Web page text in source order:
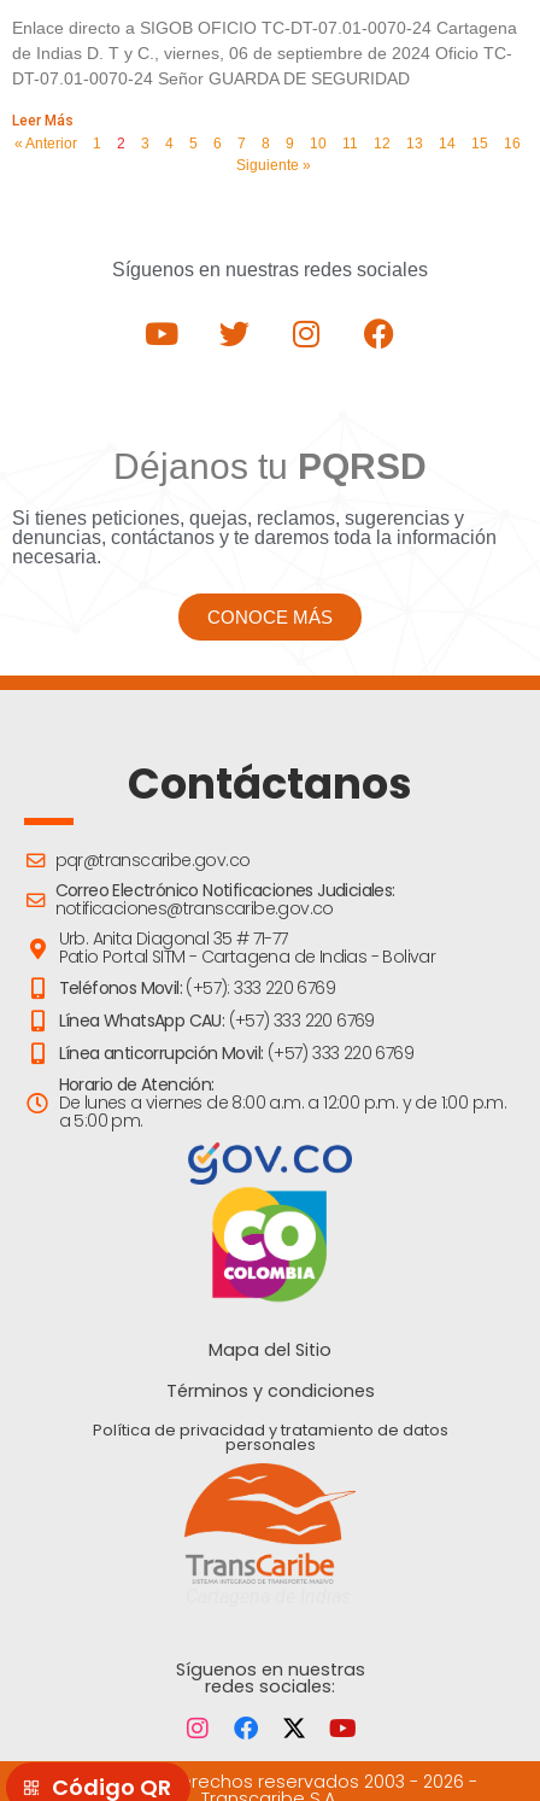
Enlace directo a SIGOB OFICIO TC-DT-07.01-0070-24 Cartagena
de Indias D. T y C., viernes, 06 de septiembre de 2024 Oficio TC-
DT-07.01-0070-24 Señor GUARDA DE SEGURIDAD
Leer Más
« Anterior
1 2 3 4 5 6 7 8 9 10 11 12 13 14 15
16
Siguiente »
Síguenos en nuestras redes sociales
Déjanos tu PQRSD
Si tienes peticiones, quejas, reclamos, sugerencias y
denuncias, contáctanos y te daremos toda la información
necesaria.
CONOCE MÁS
Contáctanos
pqr@transcaribe.gov.co
Correo Electrónico Notificaciones Judiciales:
notificaciones@transcaribe.gov.co
Urb. Anita Diagonal 35 # 71-77
Patio Portal SITM - Cartagena de Indias - Bolivar
Teléfonos Movil: (+57): 333 220 6769
Línea WhatsApp CAU: (+57) 333 220 6769
Línea anticorrupción Movil: (+57) 333 220 6769
Horario de Atención:
De lunes a viernes de 8:00 a.m. a 12:00 p.m. y de 1:00 p.m.
a 5:00 pm.
Mapa del Sitio
Términos y condiciones
Política de privacidad y tratamiento de datos
personales
Síguenos en nuestras
redes sociales:
©Todos los derechos reservados 2003 - 2026 -